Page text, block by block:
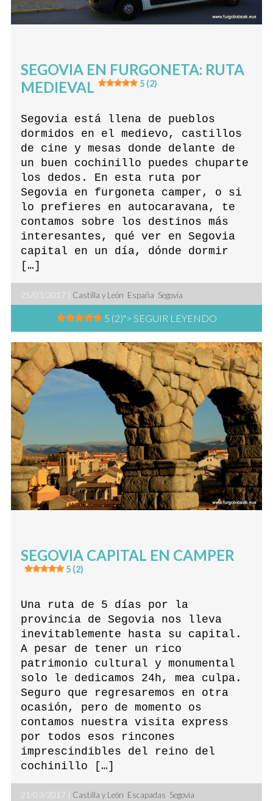
SEGOVIA EN FURGONETA: RUTA
MEDIEVAL
5 (2)
Segovia está llena de pueblos
dormidos en el medievo, castillos
de cine y mesas donde delante de
un buen cochinillo puedes chuparte
los dedos. En esta ruta por
Segovia en furgoneta camper, o si
lo prefieres en autocaravana, te
contamos sobre los destinos más
interesantes, qué ver en Segovia
capital en un día, dónde dormir
[…]
25/03/2017 | Castilla y León España Segovia
5 (2)"> SEGUIR LEYENDO
SEGOVIA CAPITAL EN CAMPER
5 (2)
Una ruta de 5 días por la
provincia de Segovia nos lleva
inevitablemente hasta su capital.
A pesar de tener un rico
patrimonio cultural y monumental
solo le dedicamos 24h, mea culpa.
Seguro que regresaremos en otra
ocasión, pero de momento os
contamos nuestra visita express
por todos esos rincones
imprescindibles del reino del
cochinillo […]
21/03/2017 | Castilla y León, Escapadas, Segovia